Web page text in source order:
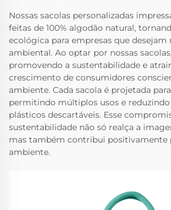
Nossas sacolas personalizadas
feitas de 100% algodão natural,
ecológica para empresas que desejam
ambiental. Ao optar por nossas
promovendo a sustentabilidade e
crescimento de consumidores
ambiente. Cada sacola é projetada
permitindo múltiplos usos e reduzindo
plásticos descartáveis. Esse
sustentabilidade não só realça a
mas também contribui positivamente
ambiente.